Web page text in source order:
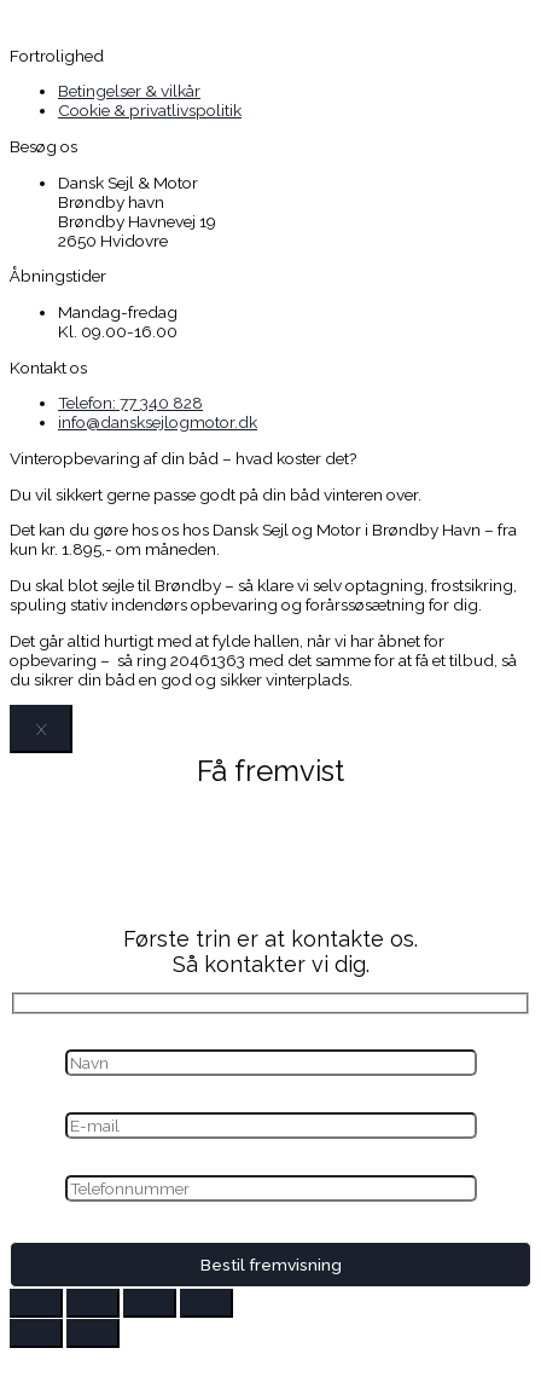
Fortrolighed
Betingelser & vilkår
Cookie & privatlivspolitik
Besøg os
Dansk Sejl & Motor
Brøndby havn
Brøndby Havnevej 19
2650 Hvidovre
Åbningstider
Mandag-fredag
Kl. 09.00-16.00
Kontakt os
Telefon: 77 340 828
info@dansksejlogmotor.dk
Vinteropbevaring af din båd – hvad koster det?
Du vil sikkert gerne passe godt på din båd vinteren over.
Det kan du gøre hos os hos Dansk Sejl og Motor i Brøndby Havn – fra
kun kr. 1.895,- om måneden.
Du skal blot sejle til Brøndby – så klare vi selv optagning, frostsikring,
spuling stativ indendørs opbevaring og forårssøsætning for dig.
Det går altid hurtigt med at fylde hallen, når vi har åbnet for
opbevaring – så ring 20461363 med det samme for at få et tilbud, så
du sikrer din båd en god og sikker vinterplads.
X
Få fremvist
Første trin er at kontakte os.
Så kontakter vi dig.